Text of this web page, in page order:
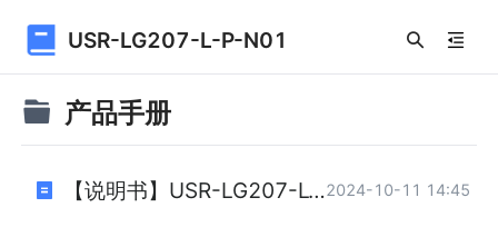
USR-LG207-L-P-N01
产品手册
【说明书】USR-LG207-L-P 说明书（完整版）.pdf2024-10-11 14:45